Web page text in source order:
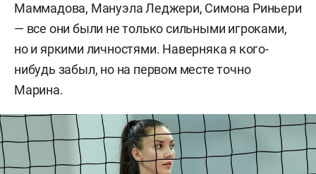
Маммадова, Мануэла Леджери, Симона Риньери
— все они были не только сильными игроками,
но и яркими личностями. Наверняка я кого-
нибудь забыл, но на первом месте точно
Марина.